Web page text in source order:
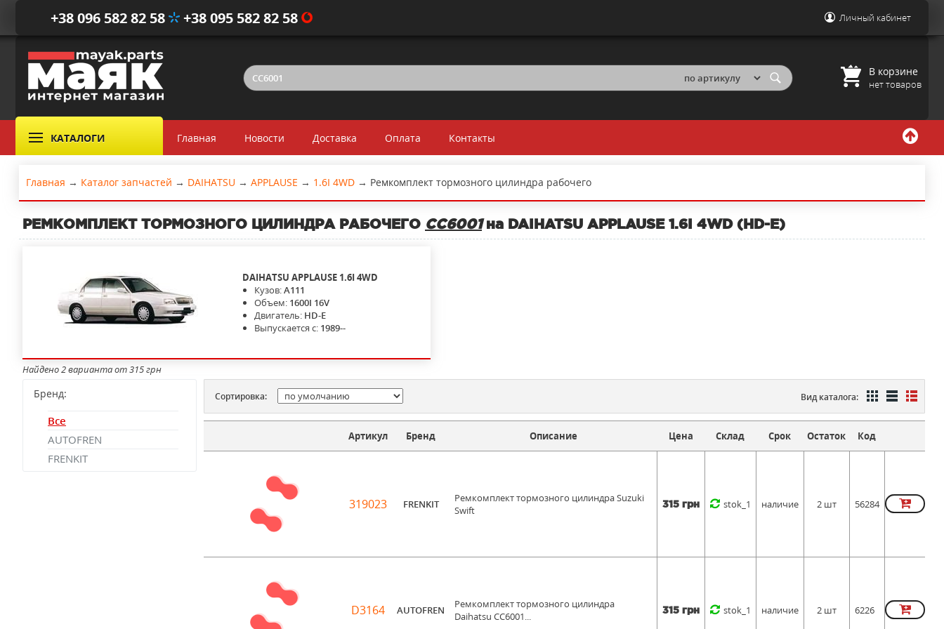
+38 096 582 82 58 +38 095 582 82 58 Личный кабинет
В корзине
нет товаров
КАТАЛОГИ Главная Новости Доставка Оплата Контакты
Главная → Каталог запчастей → DAIHATSU → APPLAUSE → 1.6I 4WD → Ремкомплект тормозного цилиндра рабочего
РЕМКОМПЛЕКТ ТОРМОЗНОГО ЦИЛИНДРА РАБОЧЕГО CC6001на DAIHATSU APPLAUSE 1.6I 4WD (HD-E)
DAIHATSU APPLAUSE 1.6I 4WD
Кузов:A111
Объем: 1600I 16V
Двигатель: HD-E
Выпускается с: 1989--
Найдено 2 варианта от 315 грн
Бренд:
Все
AUTOFREN
FRENKIT
Сортировка: Вид каталога:
Артикул Бренд Описание Цена Склад Срок Остаток Код
319023 FRENKIT
Ремкомплект тормозного цилиндра Suzuki
Swift
315 грн stok_1 наличие 2 шт 56284
D3164 AUTOFREN
Ремкомплект тормозного цилиндра
Daihatsu CC6001...
315 грн stok_1 наличие 2 шт 6226